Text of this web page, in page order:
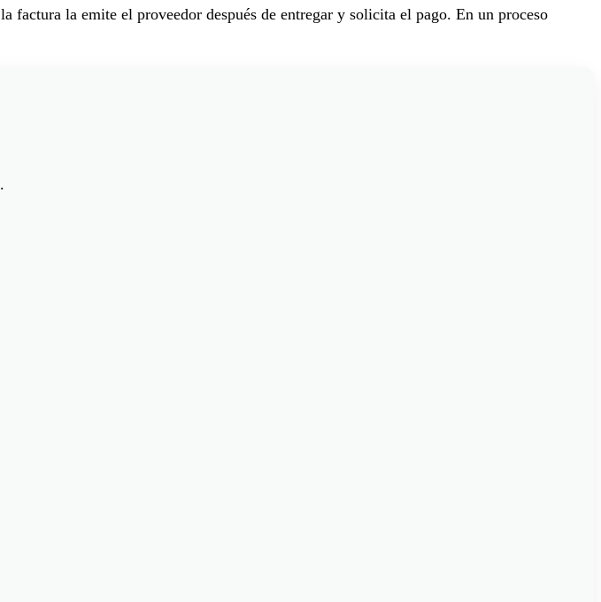
factura la emite el proveedor después de entregar y solicita el pago. En un proceso